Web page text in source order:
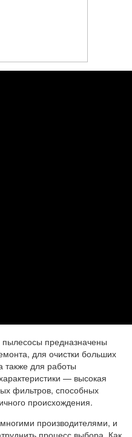
предназначены
для очистки больших
также для работы
— высокая
фильтров, способных
происхождения.
производителями, и
процесс выбора. Как